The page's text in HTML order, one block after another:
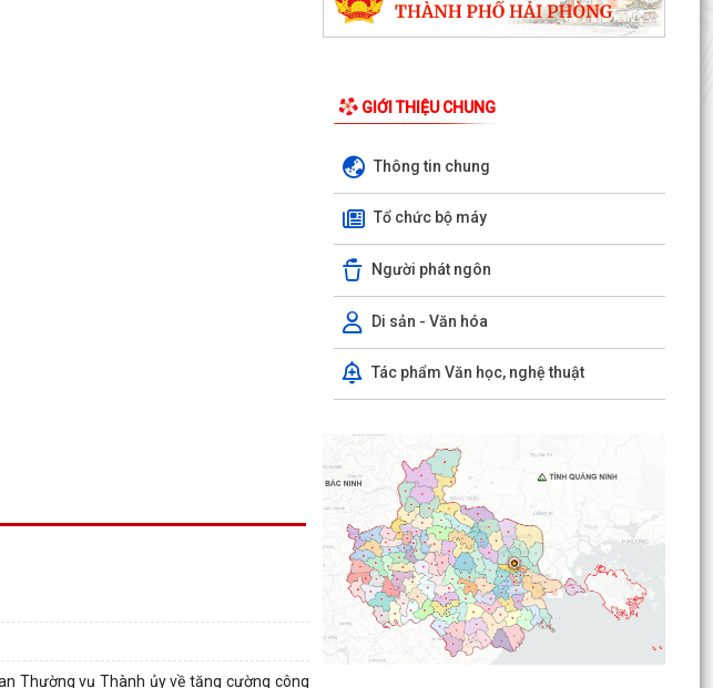
Thường vụ Thành ủy về tăng cường công
GIỚI THIỆU CHUNG
Thông tin chung
Tổ chức bộ máy
Người phát ngôn
Di sản - Văn hóa
Tác phẩm Văn học, nghệ thuật
HỘI NGHỊ TIẾP XÚC CỬ TRI SAU KỲ HỌP
THƯỜNG LỆ GIỮA NĂM 2026 HĐND THÀNH PHỐ
HẢI PHÒNG KHÓA XVII,...